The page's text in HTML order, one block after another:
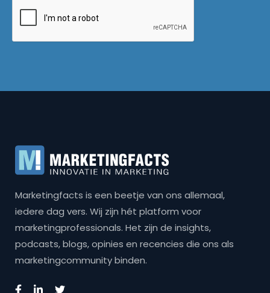
Marketingfacts is een beetje van ons allemaal,
iedere dag vers. Wij zijn hét platform voor
marketingprofessionals. Het zijn de insights,
podcasts, blogs, opinies en recencies die ons als
marketingcommunity binden.